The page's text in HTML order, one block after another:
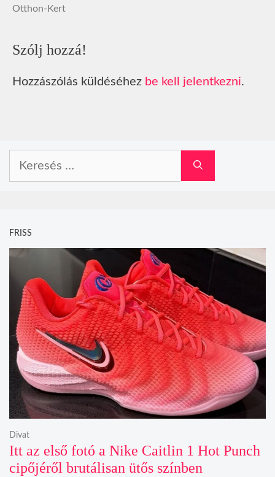
Otthon-Kert
Szólj hozzá!
Hozzászólás küldéséhez be kell jelentkezni.
FRISS
Itt az első fotó a Nike Caitlin 1 Hot Punch
cipőjéről brutálisan ütős színben
Divat